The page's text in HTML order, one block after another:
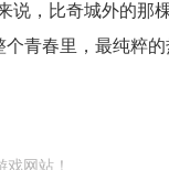
说，比奇城外的那
青春里，最纯粹的
网站！